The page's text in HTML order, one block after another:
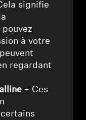
signifie
à votre
regardant
– Ces